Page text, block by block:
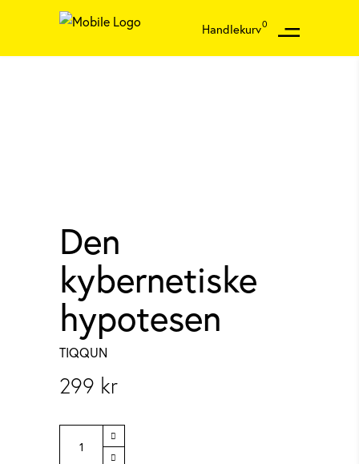
Handlekurv0
Den
kybernetiske
hypotesen
TIQQUN
299 kr
kybernetiske